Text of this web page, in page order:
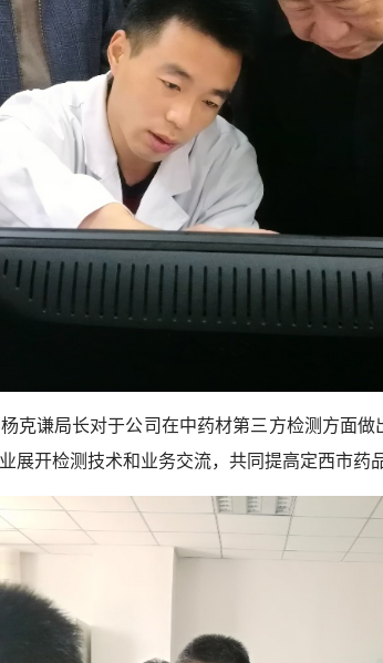
克谦局长对于公司在中药材第三方检测方面
展开检测技术和业务交流，共同提高定西市药